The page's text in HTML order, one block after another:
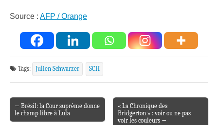
Source : AFP / Orange
Tags: Julien Schwarzer SCH
Post navigation
← Brésil: la Cour suprême donne
le champ libre à Lula
« La Chronique des
Bridgerton » : voir ou ne pas
voir les couleurs →